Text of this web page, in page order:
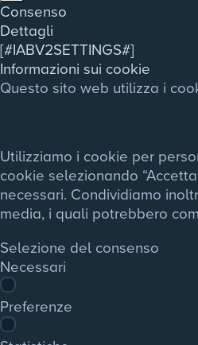
Consenso
Dettagli
[#IABV2SETTINGS#]
Informazioni sui cookie
Questo sito web utilizza i
Utilizziamo i cookie per
cookie selezionando
necessari. Condividiamo
media, i quali potrebbero
Selezione del consenso
Necessari
Preferenze